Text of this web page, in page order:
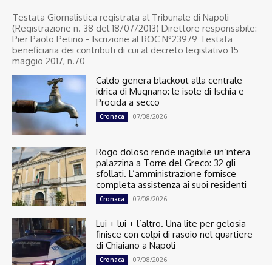
Testata Giornalistica registrata al Tribunale di Napoli
(Registrazione n. 38 del 18/07/2013) Direttore responsabile:
Pier Paolo Petino - Iscrizione al ROC N°23979 Testata
beneficiaria dei contributi di cui al decreto legislativo 15
maggio 2017, n.70
Caldo genera blackout alla centrale
idrica di Mugnano: le isole di Ischia e
Procida a secco
Cronaca 07/08/2026
Rogo doloso rende inagibile un’intera
palazzina a Torre del Greco: 32 gli
sfollati. L’amministrazione fornisce
completa assistenza ai suoi residenti
Cronaca 07/08/2026
Lui + lui + l’altro. Una lite per gelosia
finisce con colpi di rasoio nel quartiere
di Chiaiano a Napoli
Cronaca 07/08/2026